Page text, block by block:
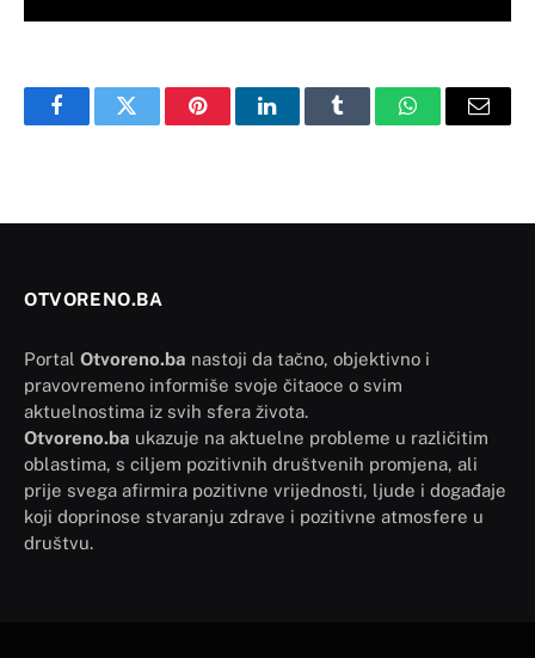
FacebookTwitter PinterestLinkedInTumblr WhatsAppEmail
OTVORENO.BA
Portal Otvoreno.ba nastoji da tačno, objektivno i
pravovremeno informiše svoje čitaoce o svim
aktuelnostima iz svih sfera života.
Otvoreno.ba ukazuje na aktuelne probleme u različitim
oblastima, s ciljem pozitivnih društvenih promjena, ali
prije svega afirmira pozitivne vrijednosti, ljude i događaje
koji doprinose stvaranju zdrave i pozitivne atmosfere u
društvu.